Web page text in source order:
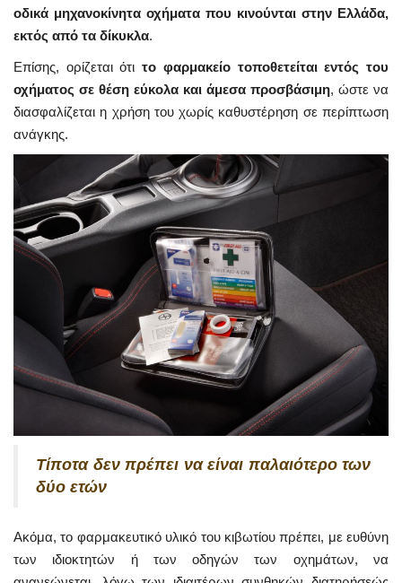
οδικά μηχανοκίνητα οχήματα που κινούνται στην Ελλάδα,
εκτός από τα δίκυκλα.
Επίσης, ορίζεται ότιτο φαρμακείο τοποθετείται εντός του
οχήματος σε θέση εύκολα και άμεσα προσβάσιμη, ώστε να
διασφαλίζεται η χρήση του χωρίς καθυστέρηση σε περίπτωση
ανάγκης.
Τίποτα δεν πρέπει να είναι παλαιότερο των
δύο ετών
Ακόμα, το φαρμακευτικό υλικό του κιβωτίου πρέπει, με ευθύνη
των ιδιοκτητών ή των οδηγών των οχημάτων, να